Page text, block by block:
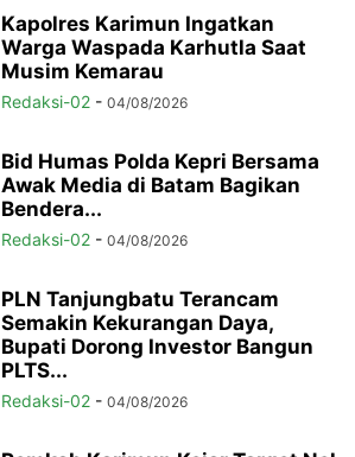
Kapolres Karimun Ingatkan
Warga Waspada Karhutla Saat
Musim Kemarau
Redaksi-02 - 04/08/2026
Bid Humas Polda Kepri Bersama
Awak Media di Batam Bagikan
Bendera...
Redaksi-02 - 04/08/2026
PLN Tanjungbatu Terancam
Semakin Kekurangan Daya,
Bupati Dorong Investor Bangun
PLTS...
Redaksi-02 - 04/08/2026